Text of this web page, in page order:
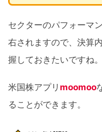
セクターのパフォーマ
右されますので、決算
握しておきたいですね。
米国株アプリ moomoo
ることができます。